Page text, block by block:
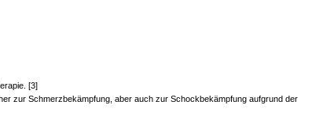
[3]
zur Schmerzbekämpfung, aber auch zur Schockbekämpfung aufgrund der